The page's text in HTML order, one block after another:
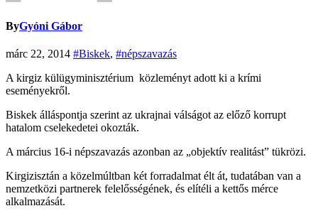
ByGyóni Gábor
márc 22, 2014 #Biskek, #népszavazás
A kirgiz külügyminisztérium közleményt adott ki a krími
eseményekről.
Biskek álláspontja szerint az ukrajnai válságot az előző korrupt
hatalom cselekedetei okozták.
A március 16-i népszavazás azonban az „objektív realitást” tükrözi.
Kirgizisztán a közelmúltban két forradalmat élt át, tudatában van a
nemzetközi partnerek felelősségének, és elítéli a kettős mérce
alkalmazását.